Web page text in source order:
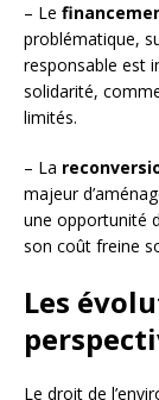
– Le
problématique,
responsable est
solidarité,
limités.
– La
majeur
une opportunité
son coût freine
Les
Le droit de